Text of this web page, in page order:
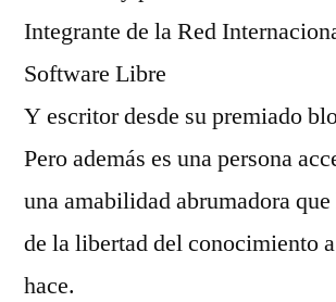
Integrante de la Red
Software Libre
Y escritor desde su premiado
Pero además es una persona
una amabilidad abrumadora
de la libertad del conocimiento
hace.